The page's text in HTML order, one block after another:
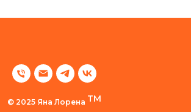
© 2025 Яна Лорена TM